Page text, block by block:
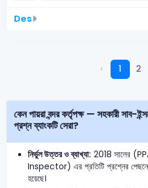
Des
‹ 1 2
কেন পায়রা বন্দর কর্তৃপক্ষ — সহকারী সাব-
প্রশ্ন ব্যাংকটি সেরা?
নির্ভুল উত্তর ও ব্যাখ্যা: 2018 সালের
Inspector) এর প্রতিটি প্রশ্নের
হয়েছে।